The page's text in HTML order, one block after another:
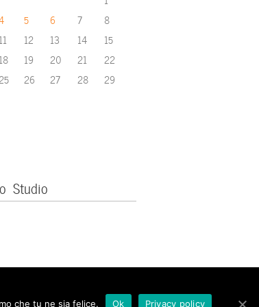
5 6 7
8
11 12 13 14
15
18 19 20 21
22
25 26 27 28
29
Studio
che tu ne sia felice. Ok Privacy policy